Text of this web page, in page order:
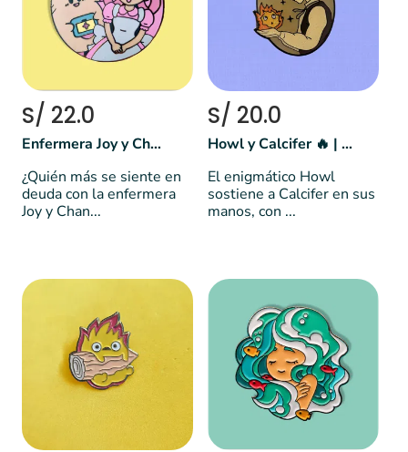
S/ 22.0
Enfermera Joy y Chansey | Pokemon
¿Quién más se siente en
deuda con la enfermera
Joy y Chan...
S/ 20.0
Howl y Calcifer 🔥 | Studio Ghibli
El enigmático Howl
sostiene a Calcifer en sus
manos, con ...